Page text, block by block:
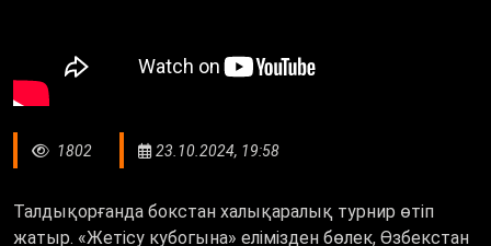
1802 23.10.2024, 19:58
Талдықорғанда бокстан халықаралық турнир өтіп
жатыр. «Жетісу кубогына» елімізден бөлек, Өзбекстан